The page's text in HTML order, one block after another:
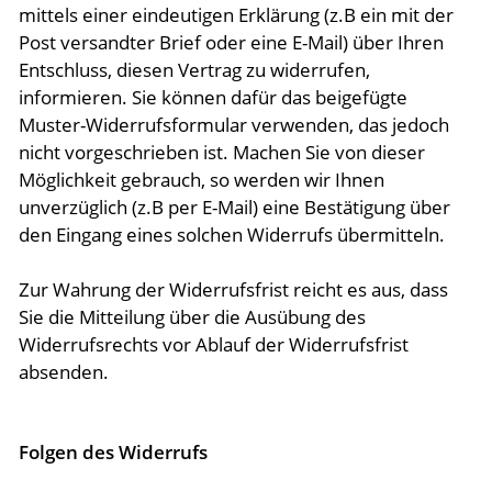
mittels einer eindeutigen Erklärung (z.B ein mit der
Post versandter Brief oder eine E-Mail) über Ihren
Entschluss, diesen Vertrag zu widerrufen,
informieren. Sie können dafür das beigefügte
Muster-Widerrufsformular verwenden, das jedoch
nicht vorgeschrieben ist. Machen Sie von dieser
Möglichkeit gebrauch, so werden wir Ihnen
unverzüglich (z.B per E-Mail) eine Bestätigung über
den Eingang eines solchen Widerrufs übermitteln.
Zur Wahrung der Widerrufsfrist reicht es aus, dass
Sie die Mitteilung über die Ausübung des
Widerrufsrechts vor Ablauf der Widerrufsfrist
absenden.
Folgen des Widerrufs